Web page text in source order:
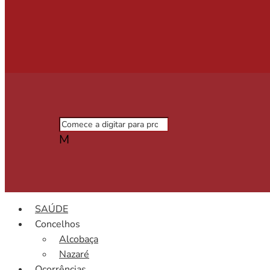
M
SAÚDE
Concelhos
Alcobaça
Nazaré